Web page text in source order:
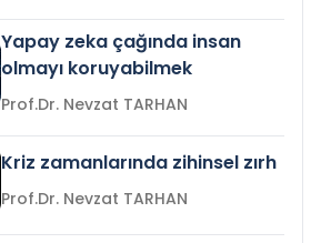
Yapay zeka çağında insan
olmayı koruyabilmek
Prof.Dr. Nevzat TARHAN
Kriz zamanlarında zihinsel zırh
Prof.Dr. Nevzat TARHAN